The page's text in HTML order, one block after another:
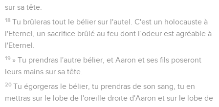
sur sa tête.
18 Tu brûleras tout le bélier sur l'autel. C'est un holocauste à
l'Eternel, un sacrifice brûlé au feu dont l’odeur est agréable à
l'Eternel.
19 » Tu prendras l'autre bélier, et Aaron et ses fils poseront
leurs mains sur sa tête.
20 Tu égorgeras le bélier, tu prendras de son sang, tu en
mettras sur le lobe de l'oreille droite d'Aaron et sur le lobe de